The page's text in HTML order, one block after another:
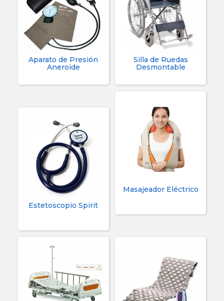
Aparato de Presión
Aneroide
Silla de Ruedas
Desmontable
Estetoscopio Spirit
Masajeador Eléctrico